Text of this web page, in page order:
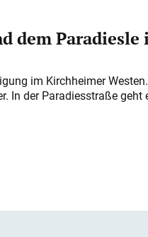
dem Paradiesle
im Kirchheimer
In der Paradiesstraße geht